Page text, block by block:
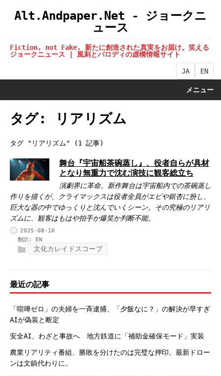
Alt.Andpaper.Net - ジョークニ
ュース
Fiction, not Fake. 新たに創造された真実をお届け。笑える
ジョークニュース | 風刺とパロディの虚構情報サイト
JA EN
メニュー
タグ: リアリズム
タグ "リアリズム" (1 記事)
舞台『宇宙船茶碗蒸し』、役者自らが具材
となり無重力で沈む演技に観客総立ち
演劇界に革命。新作舞台は宇宙船内での茶碗蒸し
作りを描くが、クライマックスは役者全員がエビや銀杏に扮し、
巨大な器の中でゆっくりと沈んでいくシーン。その究極のリアリ
ズムに、観客はもはや拍手か爆笑か判断不能。
2025-08-10
翻訳: EN
文化カレイドスコープ
最近の記事
「喧嘩ゼロ」の夫婦を一斉逮捕、「夕飯なに？」の解決が早すぎ
AIが偽装と断定
安全AI、わざと事故へ 地方鉄道に「補助金確保モード」実装
農業リアリティ番組、勝敗を分けたのは完璧な押印。最新ドロー
ンは文鎮代わりに。